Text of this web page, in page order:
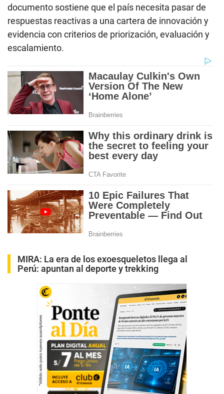
documento sostiene que el país necesita pasar de
respuestas reactivas a una cartera de innovación y
evidencia con criterios de priorización, evaluación y
escalamiento.
MIRA: La era de los exoesqueletos llega al
Perú: apuntan al deporte y trekking